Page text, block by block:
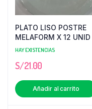
PLATO LISO POSTRE
MELAFORM X 12 UNID
HAY EXISTENCIAS
S/21.00
Añadir al carrito